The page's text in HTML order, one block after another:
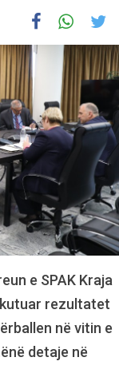
e SPAK Kraja
rezultatet
në vitin e
detaje në